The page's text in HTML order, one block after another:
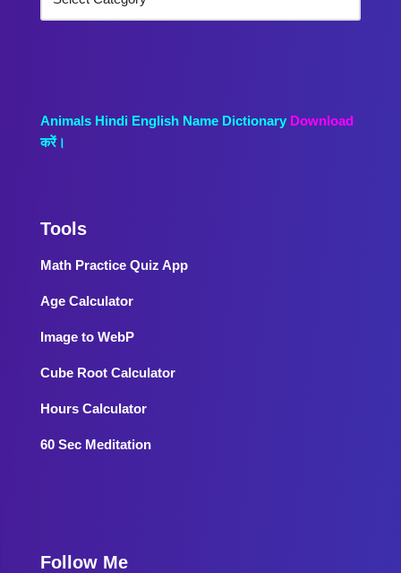
Animals Hindi English Name Dictionary Download
करें।
Tools
Math Practice Quiz App
Age Calculator
Image to WebP
Cube Root Calculator
Hours Calculator
60 Sec Meditation
Follow Me